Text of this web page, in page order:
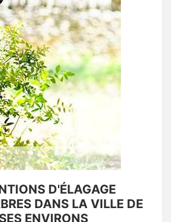
D'ÉLAGAGE
DANS LA VILLE DE
ENVIRONS